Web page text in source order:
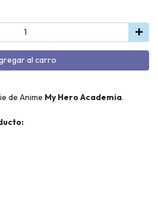
al carro
de Anime My Hero Academia.